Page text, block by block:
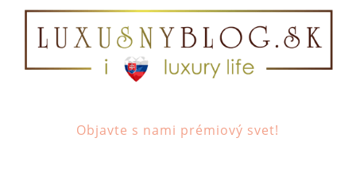
Objavte s nami prémiový svet!